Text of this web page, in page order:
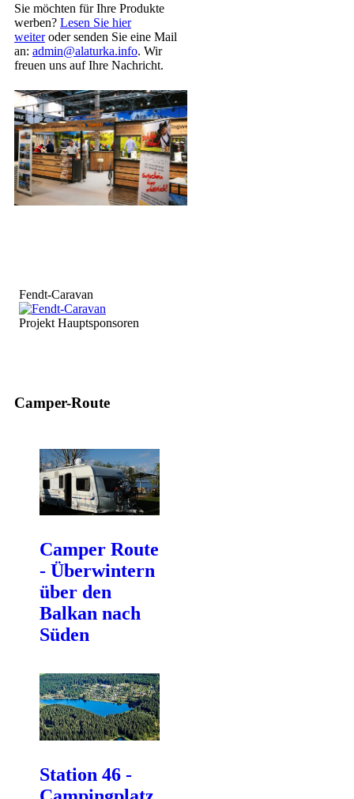
Sie möchten für Ihre Produkte
werben? Lesen Sie hier
weiteroder senden Sie eine Mail
an: admin@alaturka.info. Wir
freuen uns auf Ihre Nachricht.
Fendt-Caravan
Projekt Hauptsponsoren
Camper-Route
Camper Route
- Überwintern
über den
Balkan nach
Süden
Station 46 -